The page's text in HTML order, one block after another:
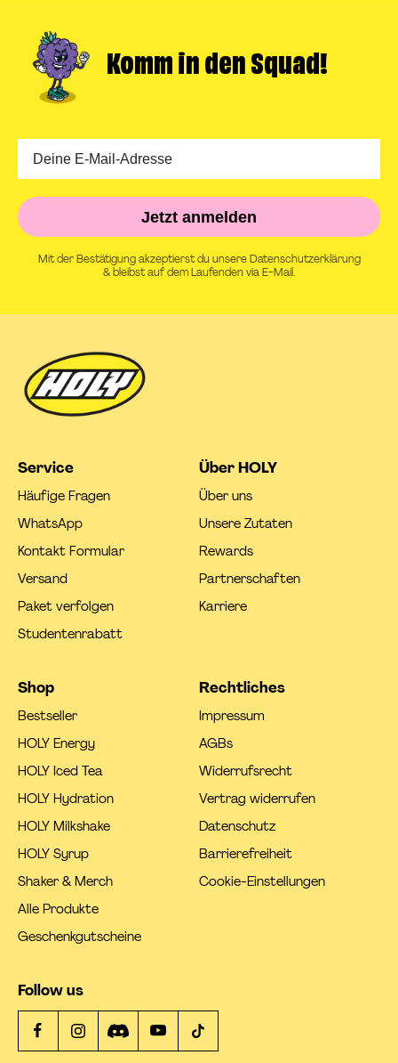
Service
Häufige Fragen
WhatsApp
Kontakt Formular
Versand
Paket verfolgen
Studentenrabatt
Über HOLY
Über uns
Unsere Zutaten
Rewards
Partnerschaften
Karriere
Shop
Bestseller
HOLY Energy
HOLY Iced Tea
HOLY Hydration
HOLY Milkshake
HOLY Syrup
Shaker & Merch
Alle Produkte
Geschenkgutscheine
Rechtliches
Impressum
AGBs
Widerrufsrecht
Vertrag widerrufen
Datenschutz
Barrierefreiheit
Cookie-Einstellungen
Follow us
Komm in den Squad!
Jetzt anmelden
Mit der Bestätigung akzeptierst du unsere Datenschutzerklärung
& bleibst auf dem Laufenden via E-Mail.